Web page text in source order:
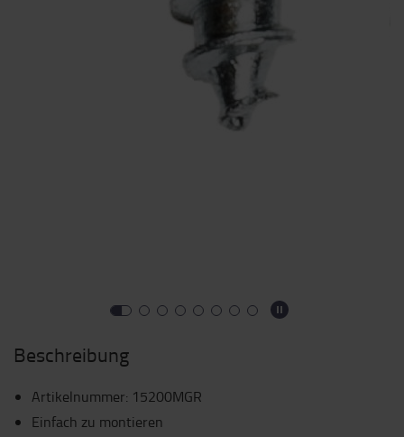
Beschreibung
Artikelnummer: 15200MGR
Einfach zu montieren